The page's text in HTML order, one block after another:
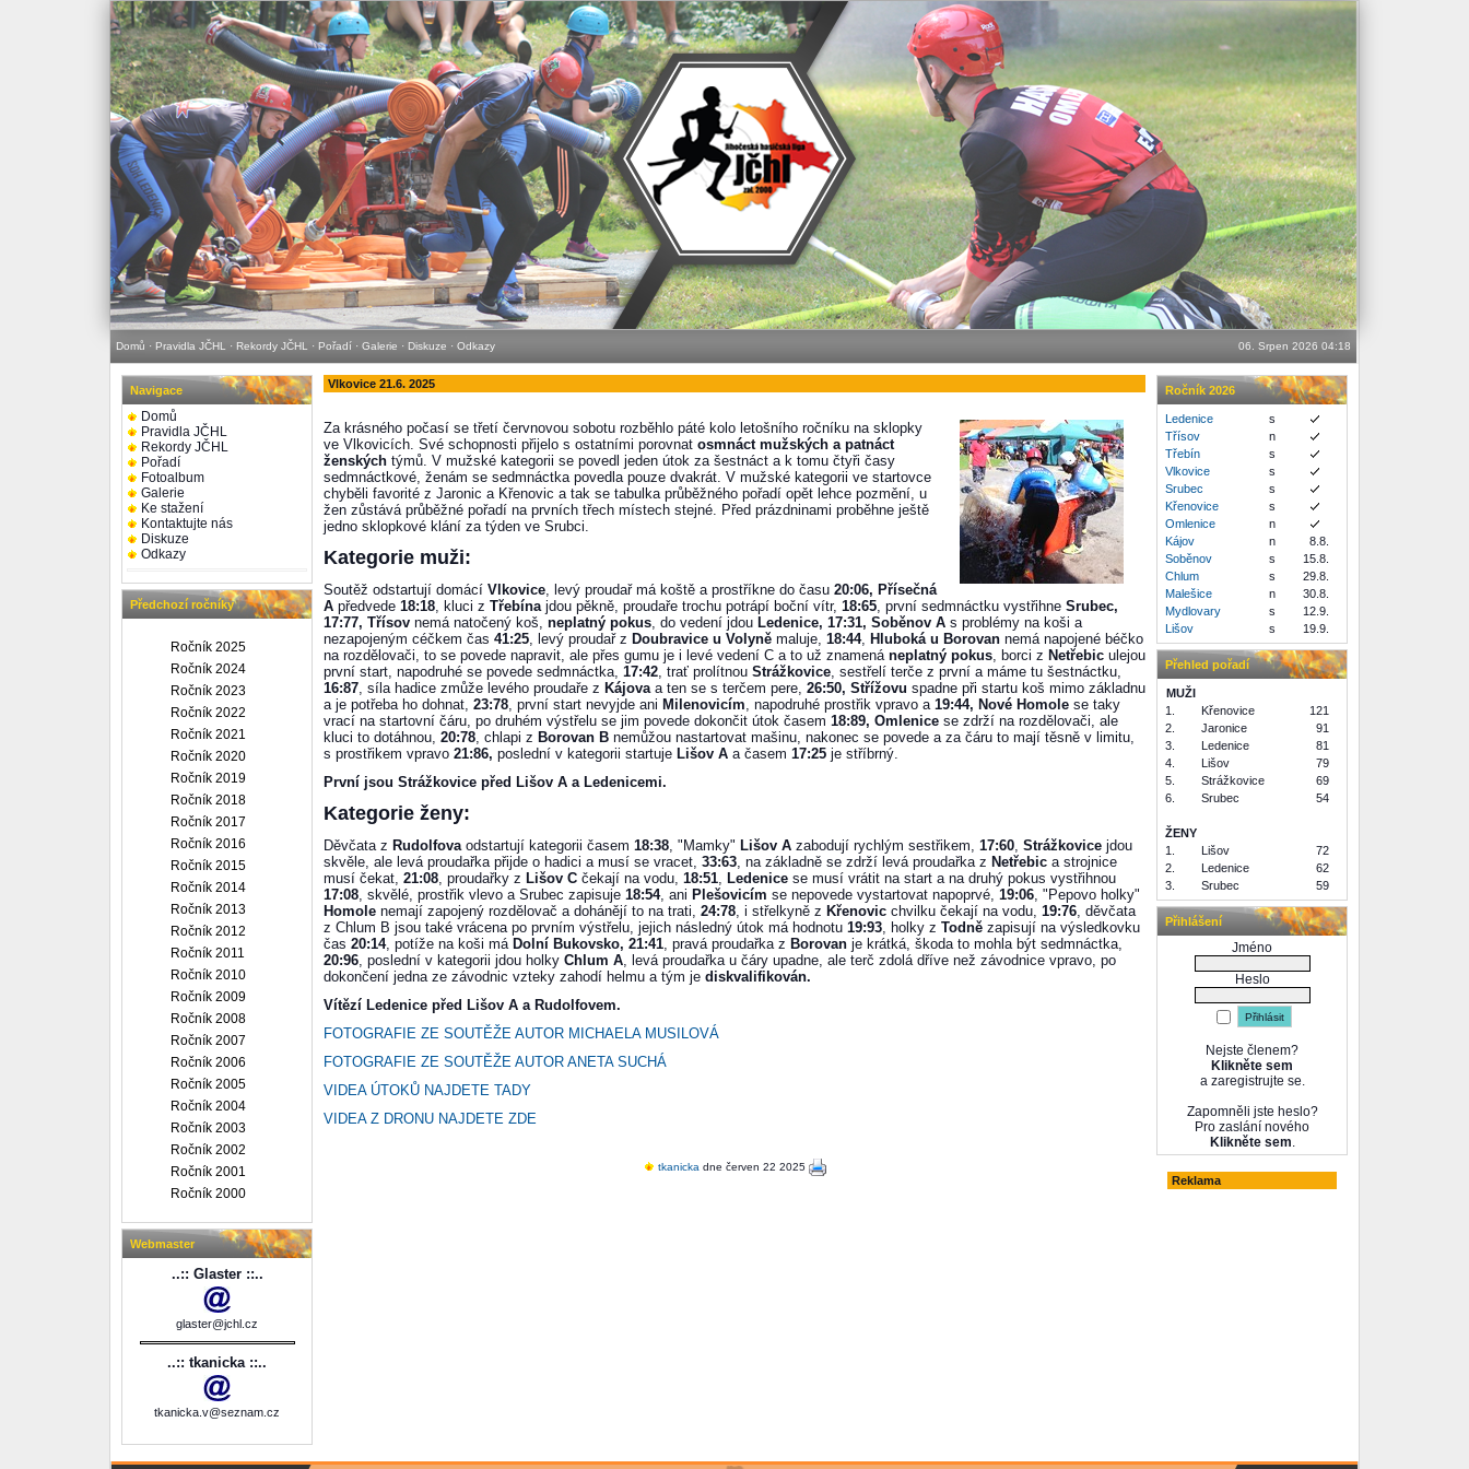
Domů · Pravidla JČHL · Rekordy JČHL · Pořadí · Galerie · Diskuze · Odkazy 06. Srpen 2026 04:18
Navigace
Domů
Pravidla JČHL
Rekordy JČHL
Pořadí
Fotoalbum
Galerie
Ke stažení
Kontaktujte nás
Diskuze
Odkazy
Předchozí ročníky
Ročník 2025
Ročník 2024
Ročník 2023
Ročník 2022
Ročník 2021
Ročník 2020
Ročník 2019
Ročník 2018
Ročník 2017
Ročník 2016
Ročník 2015
Ročník 2014
Ročník 2013
Ročník 2012
Ročník 2011
Ročník 2010
Ročník 2009
Ročník 2008
Ročník 2007
Ročník 2006
Ročník 2005
Ročník 2004
Ročník 2003
Ročník 2002
Ročník 2001
Ročník 2000
Webmaster
..:: Glaster ::..
glaster@jchl.cz
..:: tkanicka ::..
tkanicka.v@seznam.cz
Vlkovice 21.6. 2025
Za krásného počasí se třetí červnovou sobotu rozběhlo páté kolo letošního ročníku na sklopky
ve Vlkovicích. Své schopnosti přijelo s ostatními porovnat osmnáct mužských a patnáct
ženských týmů. V mužské kategorii se povedl jeden útok za šestnáct a k tomu čtyři časy
sedmnáctkové, ženám se sedmnáctka povedla pouze dvakrát. V mužské kategorii ve startovce
chyběli favorité z Jaronic a Křenovic a tak se tabulka průběžného pořadí opět lehce pozmění, u
žen zůstává průběžné pořadí na prvních třech místech stejné. Před prázdninami proběhne ještě
jedno sklopkové klání za týden ve Srubci.
Kategorie muži:
Soutěž odstartují domácí Vlkovice, levý proudař má koště a prostříkne do času 20:06, Přísečná
A předvede 18:18, kluci z Třebínajdou pěkně, proudaře trochu potrápí boční vítr, 18:65, první sedmnáctku vystřihne Srubec,
17:77, Třísov nemá natočený koš, neplatný pokus, do vedení jdou Ledenice, 17:31, Soběnov A s problémy na koši a
nezapojeným céčkem čas 41:25, levý proudař z Doubravice u Volyně maluje, 18:44, Hluboká u Borovan nemá napojené béčko
na rozdělovači, to se povede napravit, ale přes gumu je i levé vedení C a to už znamenáneplatný pokus, borci z Netřebic ulejou
první start, napodruhé se povede sedmnáctka, 17:42, trať prolítnou Strážkovice, sestřelí terče z první a máme tu šestnáctku,
16:87, síla hadice zmůže levého proudaře z Kájovaa ten se s terčem pere, 26:50, Střížovu spadne při startu koš mimo základnu
a je potřeba ho dohnat, 23:78, první start nevyjde ani Milenovicím, napodruhé prostřik vpravo a 19:44, Nové Homole se taky
vrací na startovní čáru, po druhém výstřelu se jim povede dokončit útok časem 18:89, Omlenice se zdrží na rozdělovači, ale
kluci to dotáhnou, 20:78, chlapi z Borovan B nemůžou nastartovat mašinu, nakonec se povede a za čáru to mají těsně v limitu,
s prostřikem vpravo 21:86, poslední v kategorii startuje Lišov A a časem 17:25 je stříbrný.
První jsou Strážkovice před Lišov A a Ledenicemi.
Kategorie ženy:
Děvčata z Rudolfovaodstartují kategorii časem 18:38, "Mamky" Lišov A zabodují rychlým sestřikem, 17:60, Strážkovice jdou
skvěle, ale levá proudařka přijde o hadici a musí se vracet, 33:63, na základně se zdrží levá proudařka z Netřebic a strojnice
musí čekat, 21:08, proudařky z Lišov C čekají na vodu, 18:51, Ledenice se musí vrátit na start a na druhý pokus vystřihnou
17:08, skvělé, prostřik vlevo a Srubec zapisuje 18:54, ani Plešovicím se nepovede vystartovat napoprvé, 19:06, "Pepovo holky"
Homole nemají zapojený rozdělovač a dohánějí to na trati, 24:78, i střelkyně z Křenovic chvilku čekají na vodu, 19:76, děvčata
z Chlum B jsou také vrácena po prvním výstřelu, jejich následný útok má hodnotu 19:93, holky z Todně zapisují na výsledkovku
čas 20:14, potíže na koši máDolní Bukovsko, 21:41, pravá proudařka z Borovan je krátká, škoda to mohla být sedmnáctka,
20:96, poslední v kategorii jdou holky Chlum A, levá proudařka u čáry upadne, ale terč zdolá dříve než závodnice vpravo, po
dokončení jedna ze závodnic vzteky zahodí helmu a tým je diskvalifikován.
Vítězí Ledenice před Lišov A a Rudolfovem.
FOTOGRAFIE ZE SOUTĚŽE AUTOR MICHAELA MUSILOVÁ
FOTOGRAFIE ZE SOUTĚŽE AUTOR ANETA SUCHÁ
VIDEA ÚTOKŮ NAJDETE TADY
VIDEA Z DRONU NAJDETE ZDE
tkanicka dne červen 22 2025
Ročník 2026
Ledenice
s
Třísov
n
Třebín
s
Vlkovice
s
Srubec
s
Křenovice
s
Omlenice
n
Kájov
n
8.8.
Soběnov
s
15.8.
Chlum
s
29.8.
Malešice
n
30.8.
Mydlovary
s
12.9.
Lišov
s 19.9.
Přehled pořadí
MUŽI
1.
Křenovice
121
2.
Jaronice
91
3.
Ledenice
81
4.
Lišov
79
5.
Strážkovice
69
6.
Srubec 54
ŽENY
1.
Lišov
72
2.
Ledenice
62
3.
Srubec 59
Přihlášení
Jméno
Heslo
Nejste členem?
Klikněte sem
a zaregistrujte se.
Zapomněli jste heslo?
Pro zaslání nového
Klikněte sem.
Reklama